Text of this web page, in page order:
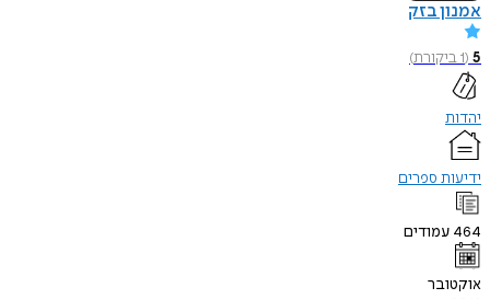
אמנון בזק
5
(
1ביקורת)
יהדות
ידיעות ספרים
464 עמודים
אוקטובר